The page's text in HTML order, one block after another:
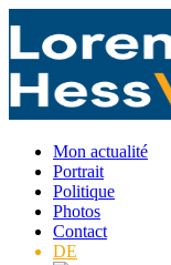
Mon actualité
Portrait
Politique
Photos
Contact
DE